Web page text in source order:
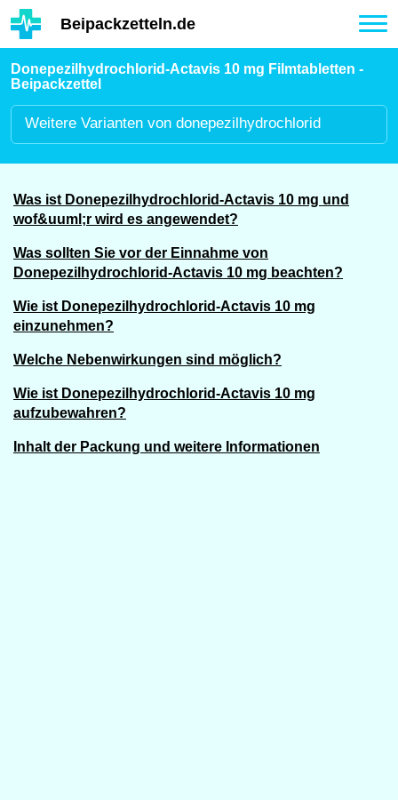
Hauptinhalt
Beipackzetteln.de
Donepezilhydrochlorid-Actavis 10 mg Filmtabletten -
Beipackzettel
Weitere Varianten von donepezilhydrochlorid
Was ist Donepezilhydrochlorid-Actavis 10 mg und
wof&uuml;r wird es angewendet?
Was sollten Sie vor der Einnahme von
Donepezilhydrochlorid-Actavis 10 mg beachten?
Wie ist Donepezilhydrochlorid-Actavis 10 mg
einzunehmen?
Welche Nebenwirkungen sind möglich?
Wie ist Donepezilhydrochlorid-Actavis 10 mg
aufzubewahren?
Inhalt der Packung und weitere Informationen